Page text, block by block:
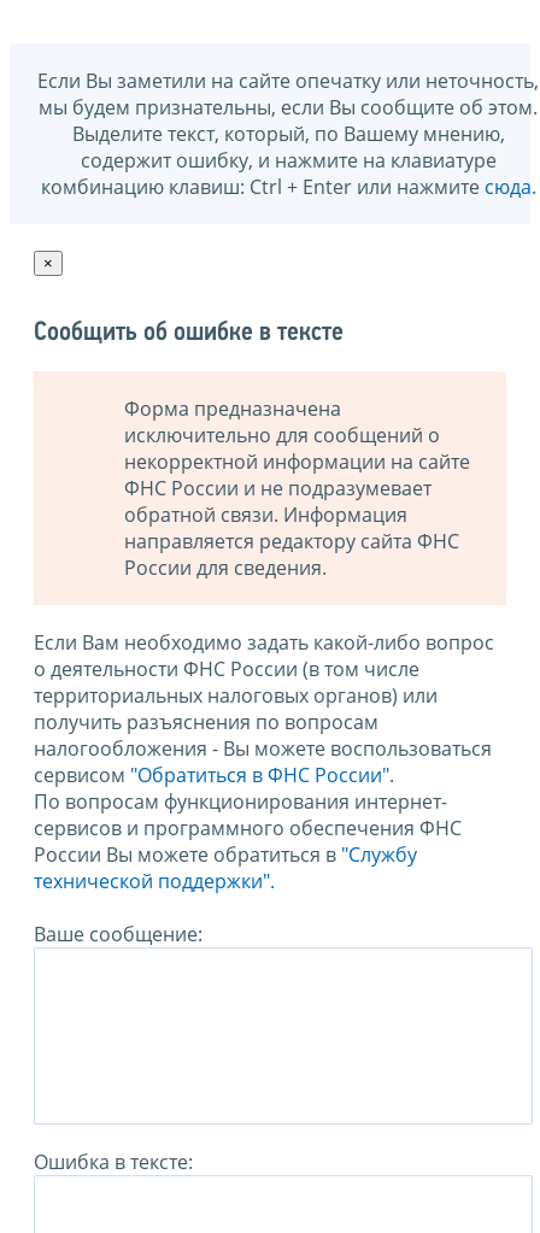
Если Вы заметили на сайте опечатку или неточность,
мы будем признательны, если Вы сообщите об этом.
Выделите текст, который, по Вашему мнению,
содержит ошибку, и нажмите на клавиатуре
комбинацию клавиш: Ctrl + Enter или нажмите сюда.
×
Сообщить об ошибке в тексте
Форма предназначена
исключительно для сообщений о
некорректной информации на сайте
ФНС России и не подразумевает
обратной связи. Информация
направляется редактору сайта ФНС
России для сведения.
Если Вам необходимо задать какой-либо вопрос
о деятельности ФНС России (в том числе
территориальных налоговых органов) или
получить разъяснения по вопросам
налогообложения - Вы можете воспользоваться
сервисом "Обратиться в ФНС России".
По вопросам функционирования интернет-
сервисов и программного обеспечения ФНС
России Вы можете обратиться в "Службу
технической поддержки".
Ваше сообщение:
Ошибка в тексте: